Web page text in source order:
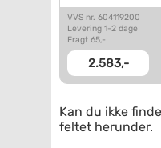
VVS nr. 604119200
Levering 1-2 dage
Fragt 65,-
2.583,-
Kan du ikke
feltet herunder.